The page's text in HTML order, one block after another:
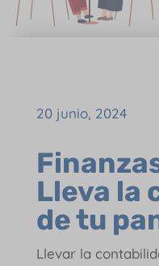
20 junio, 2024
Lleva la
de tu
Llevar la